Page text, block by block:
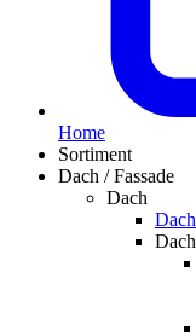
Home
Sortiment
Dach / Fassade
Dach